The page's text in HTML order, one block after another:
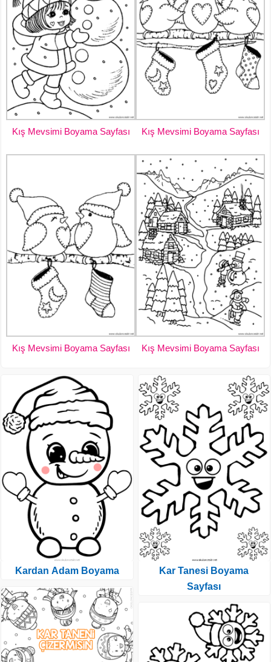
Kış Mevsimi Boyama Sayfası Kış Mevsimi Boyama Sayfası
Kış Mevsimi Boyama Sayfası Kış Mevsimi Boyama Sayfası
Kardan Adam Boyama
Kar Tanesi Boyama
Sayfası